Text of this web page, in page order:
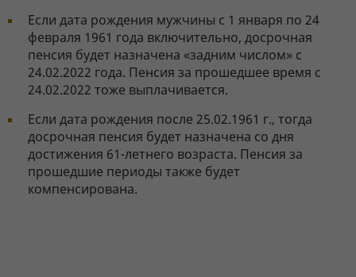
Если дата рождения мужчины с 1 января по 24
февраля 1961 года включительно, досрочная
пенсия будет назначена «задним числом» с
24.02.2022 года. Пенсия за прошедшее время с
24.02.2022 тоже выплачивается.
Если дата рождения после 25.02.1961 г., тогда
досрочная пенсия будет назначена со дня
достижения 61-летнего возраста. Пенсия за
прошедшие периоды также будет
компенсирована.